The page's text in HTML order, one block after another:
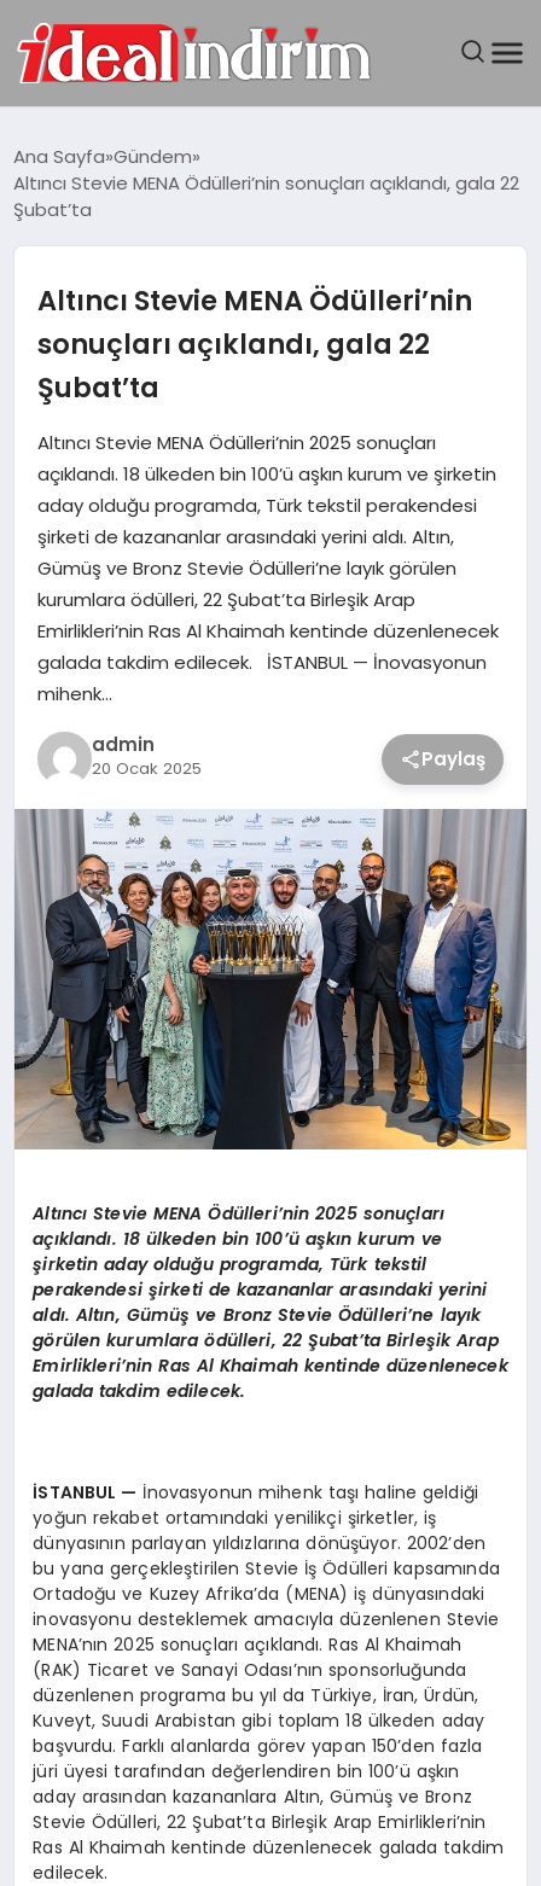
BILGISAYAR
TEKNOLOJI
YAŞAM
Ana Sayfa Gündem
Altıncı Stevie MENA Ödülleri’nin sonuçları açıklandı, gala 22
Şubat’ta
Altıncı Stevie MENA Ödülleri’nin
sonuçları açıklandı, gala 22
Şubat’ta
Altıncı Stevie MENA Ödülleri’nin 2025 sonuçları
açıklandı. 18 ülkeden bin 100’ü aşkın kurum ve şirketin
aday olduğu programda, Türk tekstil perakendesi
şirketi de kazananlar arasındaki yerini aldı. Altın,
Gümüş ve Bronz Stevie Ödülleri’ne layık görülen
kurumlara ödülleri, 22 Şubat’ta Birleşik Arap
Emirlikleri’nin Ras Al Khaimah kentinde düzenlenecek
galada takdim edilecek. İSTANBUL — İnovasyonun
mihenk…
admin
20 Ocak 2025 Paylaş
Altıncı Stevie MENAÖdülleri’nin 2025 sonuçları
açıklandı. 18 ülkeden bin 100’ü aşkın kurum ve
şirketin aday olduğu programda, Türk tekstil
perakendesi şirketi de kazananlar arasındaki yerini
aldı. Altın, Gümüşve Bronz Stevie Ödülleri’ne layık
görülen kurumlaraödülleri, 22 Şubat’ta Birleşik Arap
Emirlikleri’nin Ras Al Khaimah kentinde düzenlenecek
galada takdim edilecek.
İSTANBUL — İnovasyonun mihenk taşı haline geldiği
yoğun rekabet ortamındaki yenilikçi şirketler, iş
dünyasının parlayan yıldızlarına dönüşüyor. 2002’den
bu yana gerçekleştirilen Stevie İş Ödülleri kapsamında
Ortadoğu ve Kuzey Afrika’da (MENA) iş dünyasındaki
inovasyonu desteklemek amacıyla düzenlenen Stevie
MENA’nın 2025 sonuçları açıklandı. Ras Al Khaimah
(RAK) Ticaret ve Sanayi Odası’nın sponsorluğunda
düzenlenen programa bu yıl da Türkiye, İran, Ürdün,
Kuveyt, Suudi Arabistan gibi toplam 18 ülkeden aday
başvurdu. Farklı alanlarda görev yapan 150’den fazla
jüri üyesi tarafından değerlendiren bin 100’ü aşkın
aday arasından kazananlara Altın, Gümüş ve Bronz
Stevie Ödülleri, 22 Şubat’ta Birleşik Arap Emirlikleri’nin
Ras Al Khaimah kentinde düzenlenecek galada takdim
edilecek.